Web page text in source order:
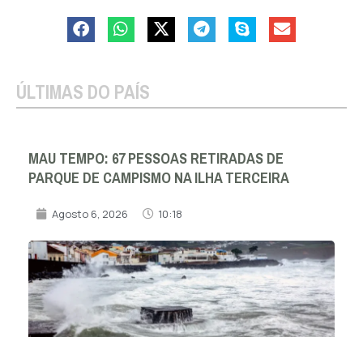
ÚLTIMAS DO PAÍS
MAU TEMPO: 67 PESSOAS RETIRADAS DE
PARQUE DE CAMPISMO NA ILHA TERCEIRA
Agosto 6, 2026 10:18